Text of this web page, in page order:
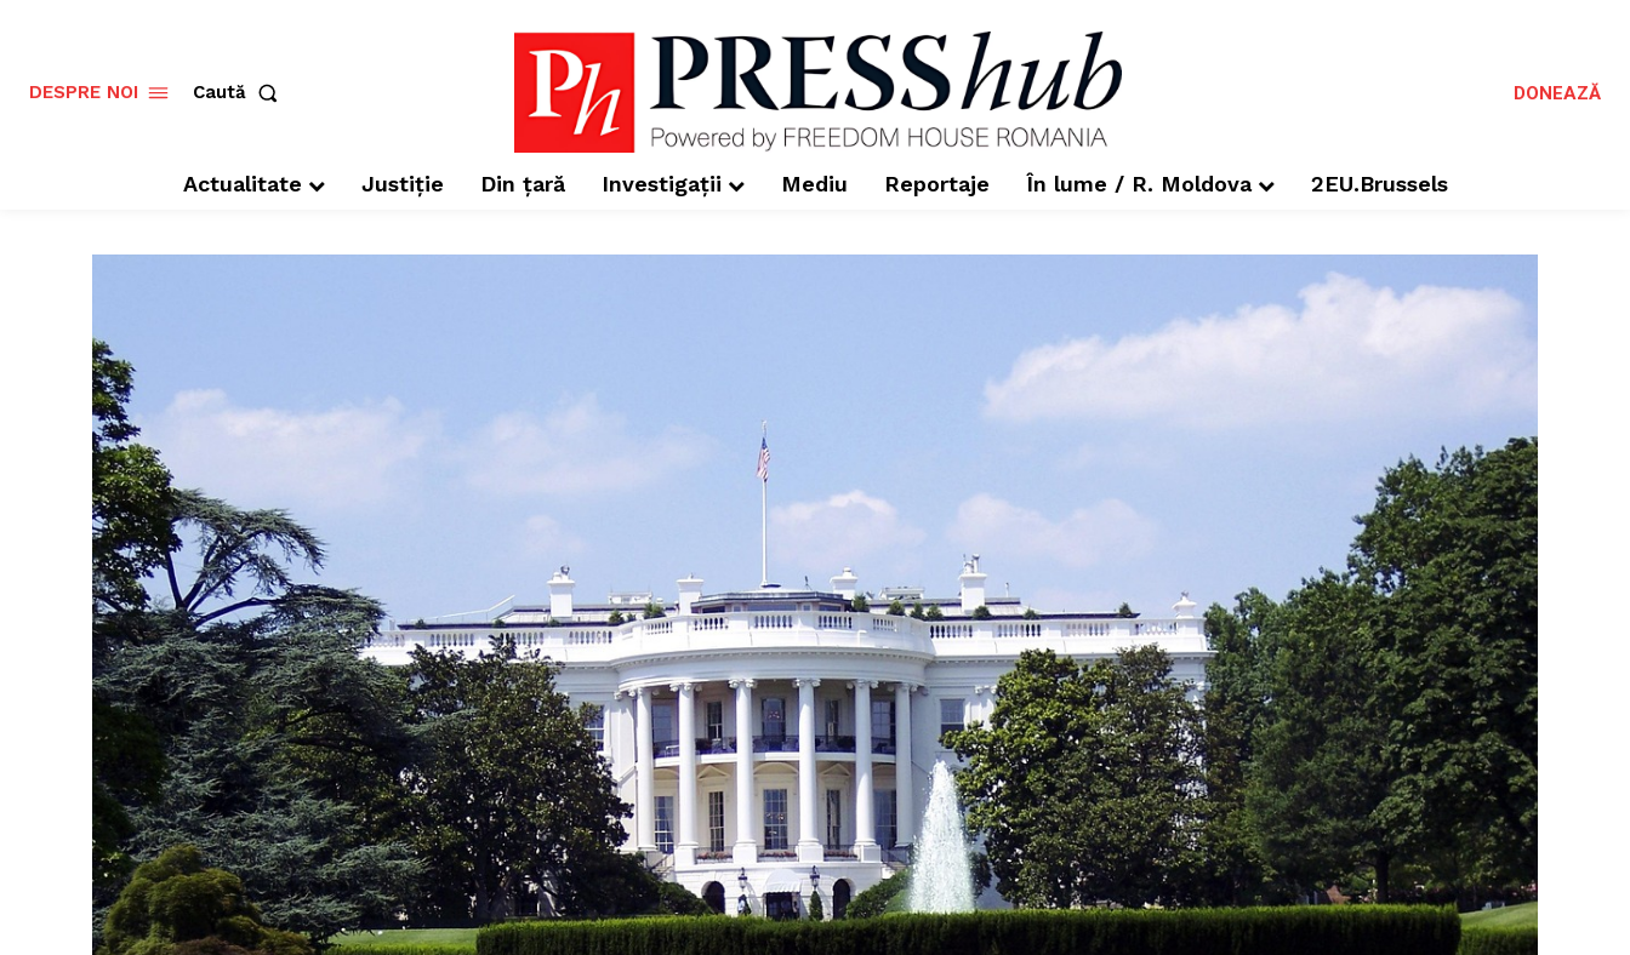
DESPRE NOI Caută DONEAZĂ
Actualitate Justiție Din țară Investigații Mediu Reportaje În lume / R. Moldova 2EU.Brussels